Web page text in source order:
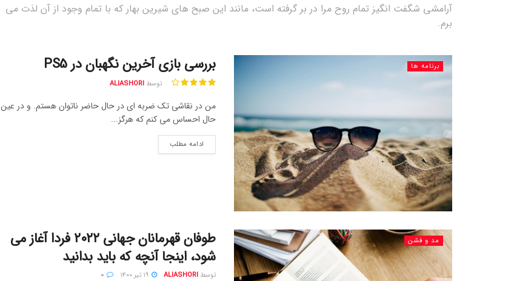
آرامشی شگفت انگیز تمام روح مرا در بر گرفته است، مانند این صبح های شیرین بهار که با تمام وجود از آن لذت می
برم.
برنامه ها بررسی بازی آخرین نگهبان در PS5
توسط ALIASHORI
من در نقاشی تک ضربه ای در حال حاضر ناتوان هستم. و در عین
حال احساس می کنم که هرگز...
ادامه مطلب
مد و فشن
طوفان قهرمانان جهانی ۲۰۲۲ فردا آغاز می
شود، اینجا آنچه که باید بدانید
توسط ALIASHORI